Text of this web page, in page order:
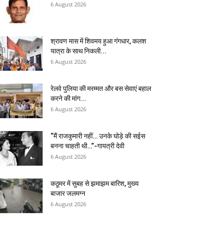
6 August 2026
श्रावण मास में शिवमय हुआ गंगधार, कलश
यात्रा के साथ निकली...
6 August 2026
रेलवे पुलिया की मरम्मत और बस सेवाएं बहाल
करने की मांग...
6 August 2026
“मैं राजकुमारी नहीं… उनके घोड़े की सईस
बनना चाहती थी…”-गायत्री देवी
6 August 2026
कठूमर में सुबह से झमाझम बारिश, मुख्य
बाजार जलमग्न
6 August 2026